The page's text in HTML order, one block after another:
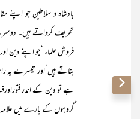
بادشاہ و سلاطین جو
تحریف کرواتے ہیں۔
فروش علماء ‘جو اپنے دین اور
بناتے ہیں‘اور تیسرے
ہے تو دین کے اندر
گروہوں کے بارے میں